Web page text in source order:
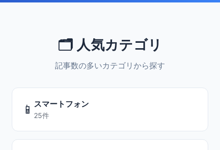
🗂️ 人気カテゴリ
記事数の多いカテゴリから探す
📱 スマートフォン
25件